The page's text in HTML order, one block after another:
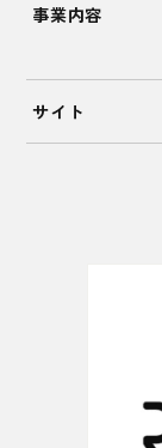
事業内容
サイト